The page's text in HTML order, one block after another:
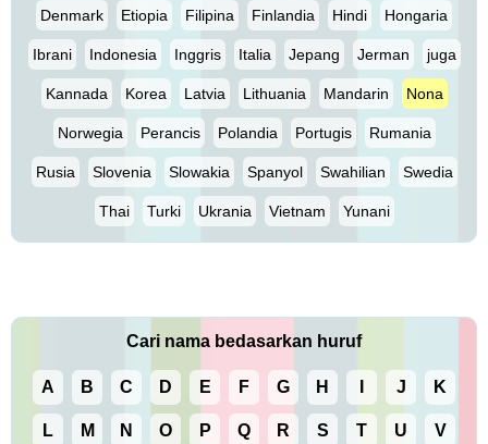
Denmark Etiopia Filipina Finlandia Hindi Hongaria
Ibrani Indonesia Inggris Italia Jepang Jerman juga
Kannada Korea Latvia Lithuania Mandarin Nona
Norwegia Perancis Polandia Portugis Rumania
Rusia Slovenia Slowakia Spanyol Swahilian Swedia
Thai Turki Ukrania Vietnam Yunani
Cari nama bedasarkan huruf
A B C D E F G H J K
L M N O P Q R S T U V